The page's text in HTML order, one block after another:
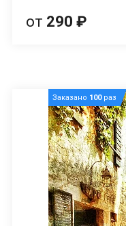
от 290 ₽
Заказано 100раз